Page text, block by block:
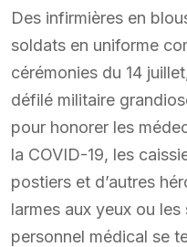
Des infirmières en
soldats en uniforme
cérémonies du 14
défilé militaire
pour honorer les
la COVID-19, les
postiers et d’autres
larmes aux yeux ou
personnel médical se